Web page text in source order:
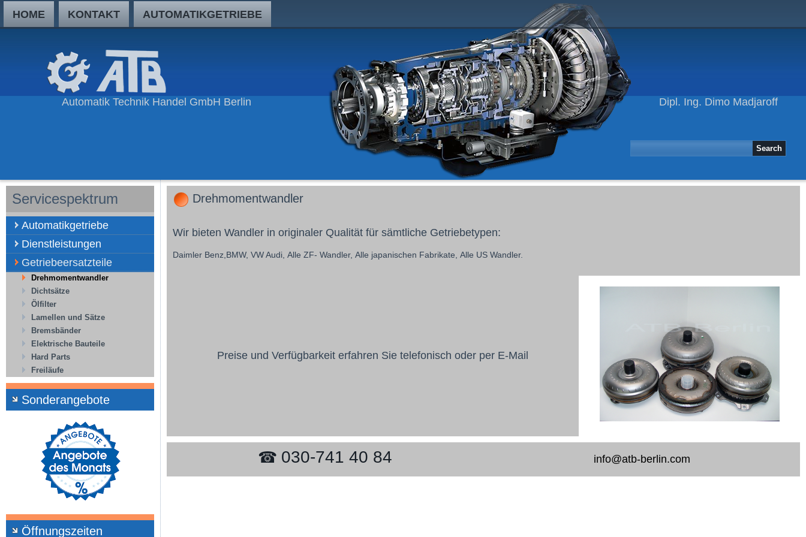
Dipl. Ing. Dimo Madjaroff
Automatik Technik Handel GmbH Berlin
HOME KONTAKT AUTOMATIKGETRIEBE
Servicespektrum
Automatikgetriebe
Dienstleistungen
Getriebeersatzteile
Drehmomentwandler
Dichtsätze
Ölfilter
Lamellen und Sätze
Bremsbänder
Elektrische Bauteile
Hard Parts
Freiläufe
Sonderangebote
Öffnungszeiten
Drehmomentwandler
Wir bieten Wandler in originaler Qualität für sämtliche Getriebetypen:
Daimler Benz, BMW, VW Audi, Alle ZF- Wandler, Alle japanischen Fabrikate, Alle US Wandler.
Preise und Verfügbarkeit erfahren Sie telefonisch oder per E-Mail
☎ 030-741 40 84 info@atb-berlin.com